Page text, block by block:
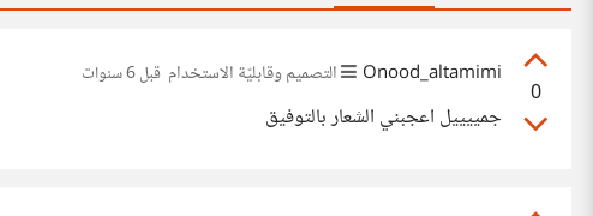
0
Onood_altamimi التصميم وقابليّة الاستخدام قبل 6 سنوات
جمييييل اعجبني الشعار بالتوفيق